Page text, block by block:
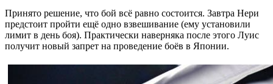
Принято решение, что бой всё равно состоится. Завтра Нери
предстоит пройти ещё одно взвешивание (ему установили
лимит в день боя). Практически наверняка после этого Луис
получит новый запрет на проведение боёв в Японии.